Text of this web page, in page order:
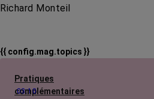
Richard Monteil
{{ config.mag.topics }}
Pratiques
complémentaires
03:10